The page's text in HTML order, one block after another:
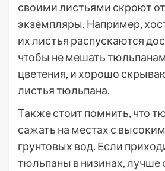
своими листьями скроют
экземпляры. Например,
их листья распускаются
чтобы не мешать
цветения, и хорошо
листья тюльпана.
Также стоит помнить, что
сажать на местах с
грунтовых вод. Если
тюльпаны в низинах, лучше